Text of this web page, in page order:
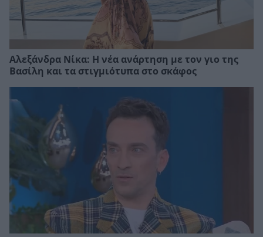
Αλεξάνδρα Νίκα: Η νέα ανάρτηση με τον γιο της
Βασίλη και τα στιγμιότυπα στο σκάφος